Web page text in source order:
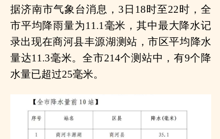
据济南市气象台消息，3日18时至22时，全
市平均降雨量为11.1毫米，其中最大降水记
录出现在商河县丰源湖测站，市区平均降水
量达11.3毫米。全市214个测站中，有9个降
水量已超过25毫米。